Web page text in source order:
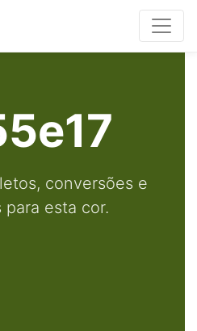
conversões e
para esta cor.